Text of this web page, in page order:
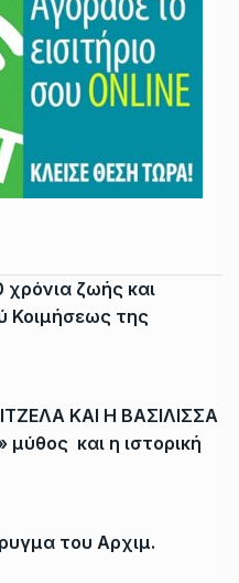
χρόνια ζωής και
Κοιμήσεως της
ΚΑΙ Η ΒΑΣΙΛΙΣΣΑ
και η ιστορική
του Αρχιμ.